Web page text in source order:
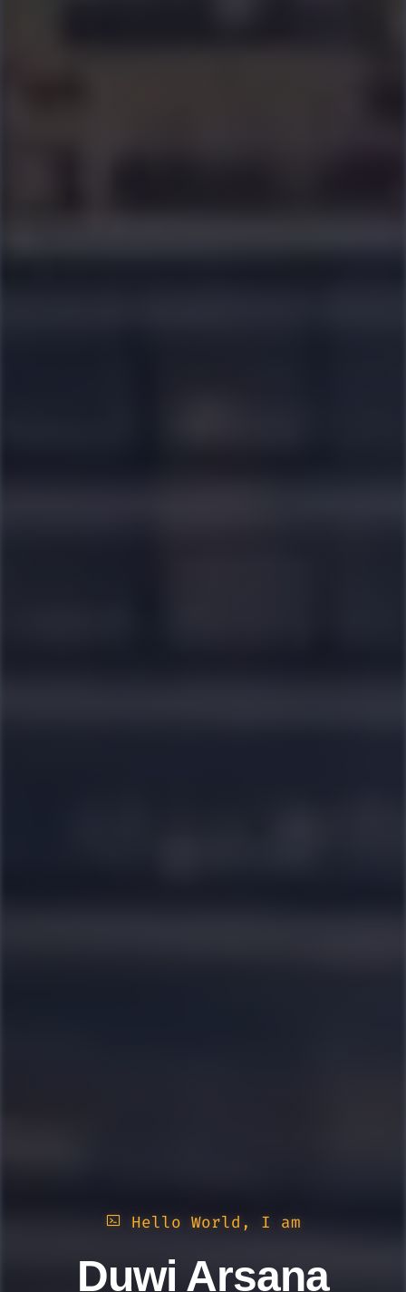
Hello World, I am
Duwi Arsana